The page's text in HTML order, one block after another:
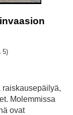
5)
Molemmissa
ovat